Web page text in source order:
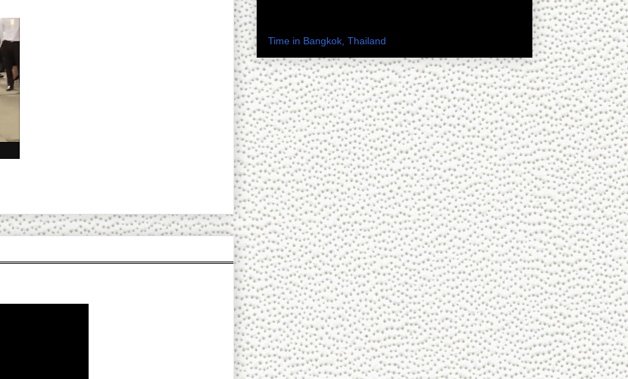
Time in Bangkok, Thailand